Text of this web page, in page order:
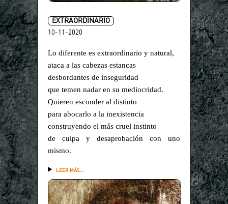
EXTRAORDINARIO
10-11-2020
Lo diferente es extraordinario y natural,
ataca a las cabezas estancas
desbordantes de inseguridad
que temen nadar en su mediocridad.
Quieren esconder al distinto
para abocarlo a la inexistencia
construyendo el más cruel instinto
de culpa y desaprobación con uno
mismo.
LEER MÁS...